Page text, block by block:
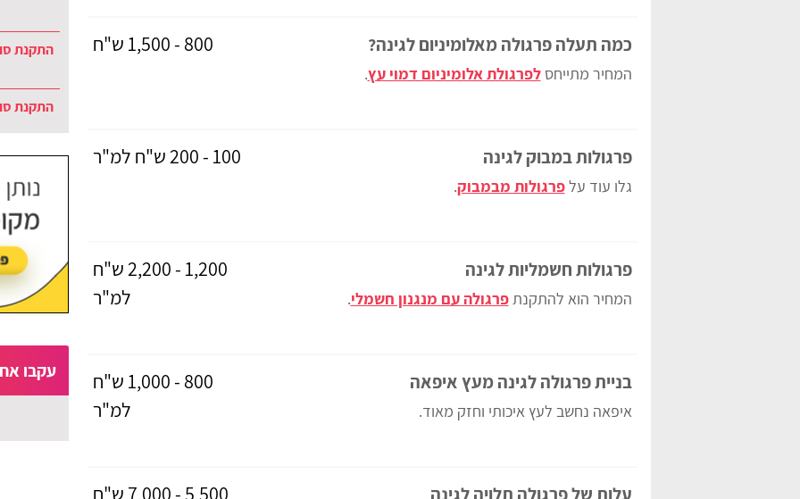
כמה תעלה פרגולה מאלומיניום לגינה?
המחיר מתייחסלפרגולת אלומיניום דמוי עץ.
800 - 1,500 ש"ח
פרגולות במבוק לגינה
גלו עוד עלפרגולות מבמבוק.
100 - 200 ש"ח למ"ר
פרגולות חשמליות לגינה
המחיר הוא להתקנתפרגולה עם מנגנון חשמלי.
1,200 - 2,200 ש"ח
למ"ר
בניית פרגולה לגינה מעץ איפאה
איפאה נחשב לעץ איכותי וחזק מאוד.
800 - 1,000 ש"ח
למ"ר
עלות של פרגולה תלויה לגינה 5,500 - 7,000 ש"ח
התקנת
התקנת
עקבו